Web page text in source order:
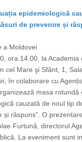
epidemiologică
de prevenire și
a Moldovei
ora 14.00, la Academia
cel Mare şi Sfânt, 1,
în colaborare cu
masa rotundă
cauzată de noul tip
și răspuns”. O
Furtună, directorul
La eveniment sunt